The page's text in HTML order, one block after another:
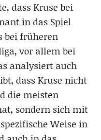
dass Kruse bei
in das Spiel
bei früheren
vor allem bei
analysiert auch
dass Kruse nicht
die meisten
sondern sich mit
Weise in